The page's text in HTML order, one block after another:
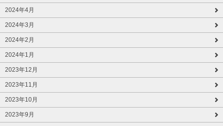
2024年4月
2024年3月
2024年2月
2024年1月
2023年12月
2023年11月
2023年10月
2023年9月